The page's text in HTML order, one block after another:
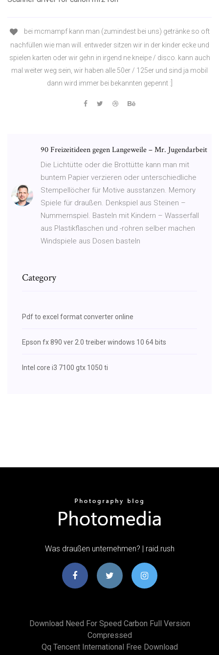
bei mcmampf kann man (zumindest bei uns) getränke so oft
nachfüllen wie man will. entweder sitzen wir in der kinder ecke und
spielen karten oder wir gehn in irgend ne kneipe / disco. kann auch
mal weiter weg sein, wir haben alle 50er / 125er und sind ja mobil
dann wird immer bei bekannten gepennt :]
90 Freizeitideen gegen Langeweile – Mr. Jugendarbeit
Die Lichtütte oder die Brottütte kann man mit
buntem Papier verzieren oder unterschiedliche
Stempellöcher für Motive ausstanzen. Memory
Spiele für draußen. Denkspiel aus Steinen –
Nummernspiel. Basteln mit Kindern – Wasserfall
aus Plastikflaschen und -rohren selber machen
Windspiele aus Dosen basteln
Category
Pdf to excel format converter online
Epson fx 890 ver 2.0 treiber windows 10 64 bits
Intel core i3 7100 gtx 1050 ti
Was draußen unternehmen? | raid.rush
Download Need For Speed Carbon Full Version
Compressed
Qq Tencent International Free Download